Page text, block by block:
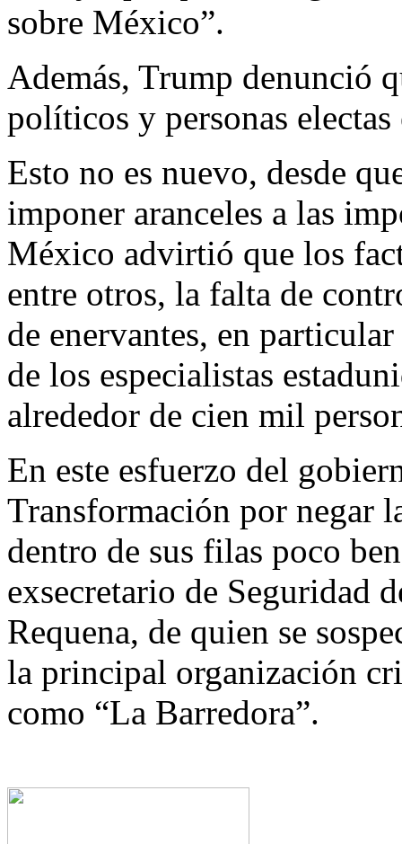
sobre México”.
Además, Trump denunció
políticos y personas electas
Esto no es nuevo, desde
imponer aranceles a las
México advirtió que los
entre otros, la falta de
de enervantes, en
de los especialistas
alrededor de cien mil
En este esfuerzo del
Transformación por negar
dentro de sus filas poco
exsecretario de Seguridad
Requena, de quien se
la principal organización
como “La Barredora”.